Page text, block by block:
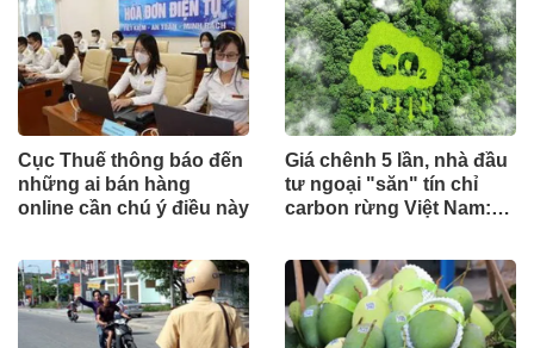
Cục Thuế thông báo đến
những ai bán hàng
online cần chú ý điều này
Giá chênh 5 lần, nhà đầu
tư ngoại "săn" tín chỉ
carbon rừng Việt Nam: